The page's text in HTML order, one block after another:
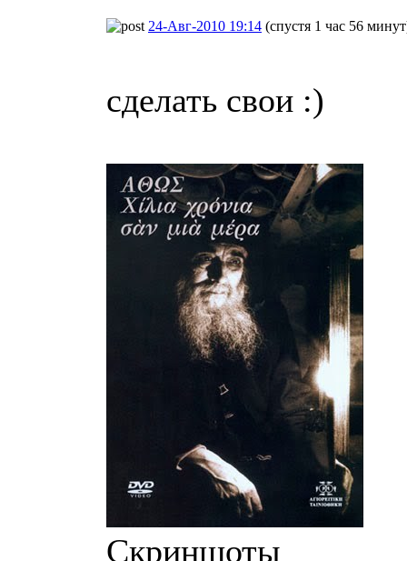
24-Авг-2010 19:14 (спустя 1 час 56
сделать свои :)
Скриншоты